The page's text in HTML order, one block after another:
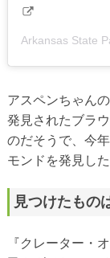
アスペンちゃん
発見されたブラ
のだそうで、今
モンドを発見し
見つけたもの
『クレーター・